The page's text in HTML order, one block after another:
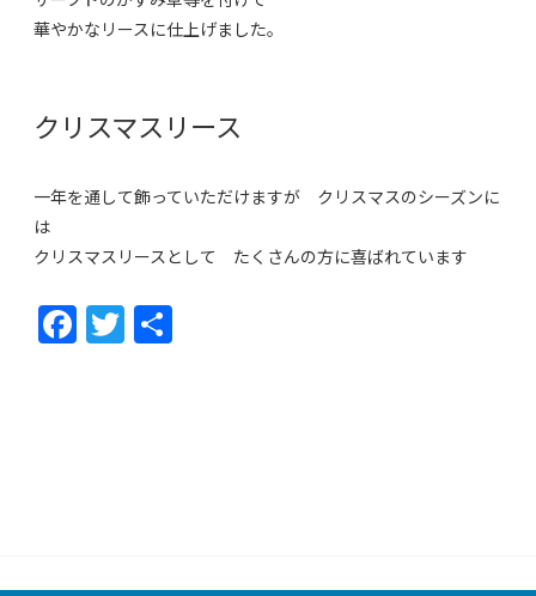
華やかなリースに仕上げました。
クリスマスリース
一年を通して飾っていただけますが クリスマスのシーズンに
は
クリスマスリースとして たくさんの方に喜ばれています
F
T